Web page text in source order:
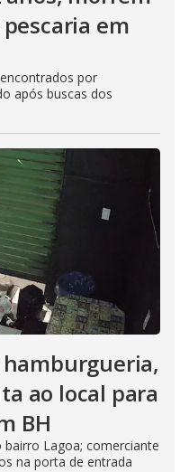
em
por
após buscas dos
ao local para
BH
Lagoa; comerciante
na porta de entrada